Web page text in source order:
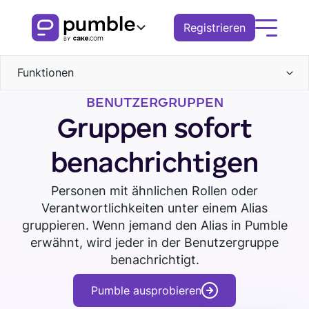
Registrieren
Produkt
Kanäle
Nachrichten
Threads
Benachrichtigungen
ZUSSAMENARBEIT
Remote
Finanzen
Logistik
Ressourcen
ENTDECKEN
Knowledge hub
Pumble-Leitfäden
Pumble herunterladen Tour ansehen Demo buchen
Funktionen
Kommunikation
Zusammenarbeit
Sprachnachrichten
Videonachrichten
Bildschirmfreigabe
Benachrichtigungen
Benachrichtigungen
Terminplanung
Verwaltung des Arbeitsbereichs
BENUTZERGRUPPEN
Gruppen sofort
benachrichtigen
Personen mit ähnlichen Rollen oder
Verantwortlichkeiten unter einem Alias
gruppieren. Wenn jemand den Alias ​​in Pumble
erwähnt, wird jeder in der Benutzergruppe
benachrichtigt.
Pumble ausprobieren